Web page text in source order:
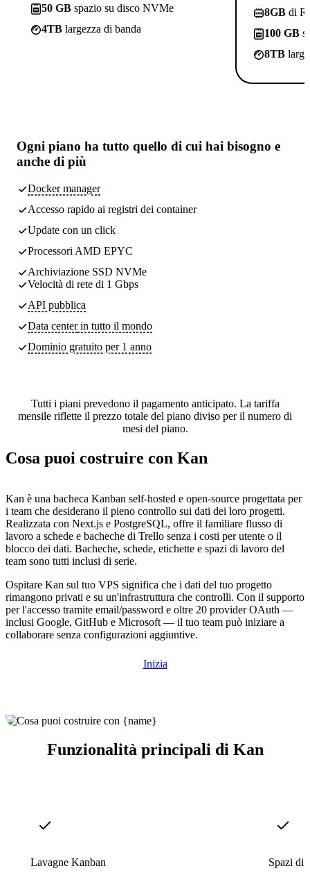
50 GB spazio su disco NVMe
4TB largezza di banda
8GB di
100 GB
8TB
Ogni piano ha tutto quello di cui hai bisogno e
anche di più
Docker manager
Accesso rapido ai registri dei container
Update con un click
Processori AMD EPYC
Archiviazione SSD NVMe
Velocità di rete di 1 Gbps
API pubblica
Data centerin tutto il mondo
Dominio gratuito per 1 anno
Tutti i piani prevedono il pagamento anticipato. La tariffa
mensile riflette il prezzo totale del piano diviso per il numero di
mesi del piano.
Cosa puoi costruire con Kan
Kan è una bacheca Kanban self-hosted e open-source progettata per
i team che desiderano il pieno controllo sui dati dei loro progetti.
Realizzata con Next.js e PostgreSQL, offre il familiare flusso di
lavoro a schede e bacheche di Trello senza i costi per utente o il
blocco dei dati. Bacheche, schede, etichette e spazi di lavoro del
team sono tutti inclusi di serie.
Ospitare Kan sul tuo VPS significa che i dati del tuo progetto
rimangono privati e su un'infrastruttura che controlli. Con il supporto
per l'accesso tramite email/password e oltre 20 provider OAuth —
inclusi Google, GitHub e Microsoft — il tuo team può iniziare a
collaborare senza configurazioni aggiuntive.
Inizia
Funzionalità principali di Kan
Lavagne Kanban Spazi di